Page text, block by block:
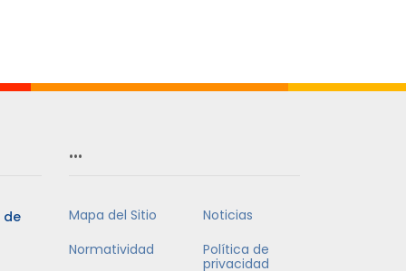
de
…
Mapa del Sitio
Noticias
Normatividad
Política de
privacidad